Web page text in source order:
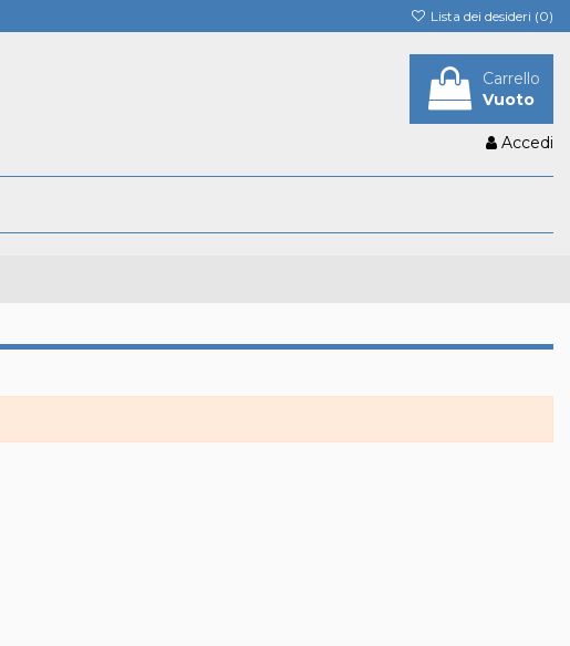
Lista dei desideri (0)
Carrello
Vuoto
Accedi